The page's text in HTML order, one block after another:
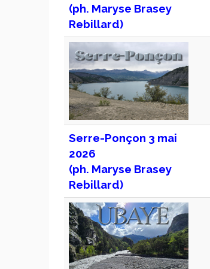
(ph. Maryse Brasey
Rebillard)
Serre-Ponçon 3 mai
2026
(ph. Maryse Brasey
Rebillard)